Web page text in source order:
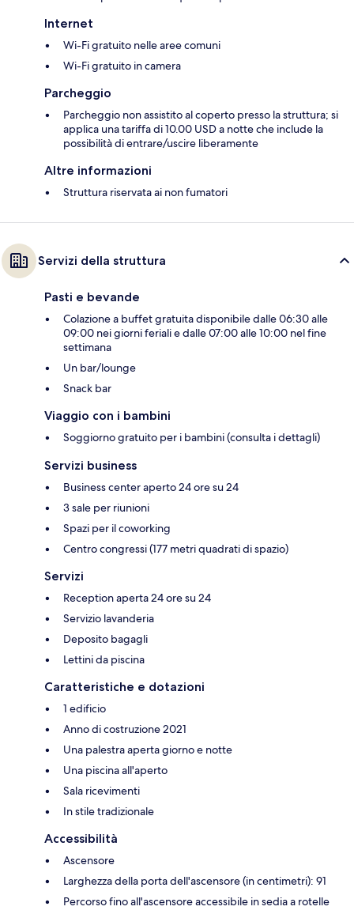
Internet
Wi-Fi gratuito nelle aree comuni
Wi-Fi gratuito in camera
Parcheggio
Parcheggio non assistito al coperto presso la struttura; si
applica una tariffa di 10.00 USD a notte che include la
possibilità di entrare/uscire liberamente
Altre informazioni
Struttura riservata ai non fumatori
Servizi della struttura
Pasti e bevande
Colazione a buffet gratuita disponibile dalle 06:30 alle
09:00 nei giorni feriali e dalle 07:00 alle 10:00 nel fine
settimana
Un bar/lounge
Snack bar
Viaggio con i bambini
Soggiorno gratuito per i bambini (consulta i dettagli)
Servizi business
Business center aperto 24 ore su 24
3 sale per riunioni
Spazi per il coworking
Centro congressi (177 metri quadrati di spazio)
Servizi
Reception aperta 24 ore su 24
Servizio lavanderia
Deposito bagagli
Lettini da piscina
Caratteristiche e dotazioni
1 edificio
Anno di costruzione 2021
Una palestra aperta giorno e notte
Una piscina all'aperto
Sala ricevimenti
In stile tradizionale
Accessibilità
Ascensore
Larghezza della porta dell'ascensore (in centimetri): 91
Percorso fino all'ascensore accessibile in sedia a rotelle